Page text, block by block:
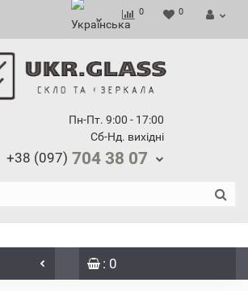
0 0
Пн-Пт. 9:00 - 17:00
Сб-Нд. вихідні
+38 (097) 704 38 07
: 0